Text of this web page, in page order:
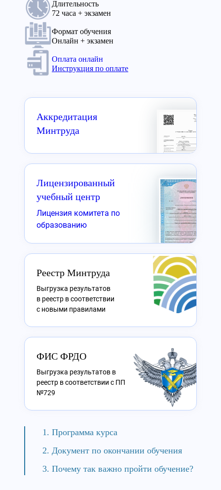
Длительность
72 часа + экзамен
Формат обучения
Онлайн + экзамен
Оплата онлайн
Инструкция по оплате
Аккредитация
Минтруда
Лицензированный
учебный центр
Лицензия комитета по
образованию
Реестр Минтруда
Выгрузка результатов
в реестр в соответствии
с новыми правилами
ФИС ФРДО
Выгрузка результатов в
реестр в соответствии с ПП
№729
Программа курса
Документ по окончании обучения
Почему так важно пройти обучение?